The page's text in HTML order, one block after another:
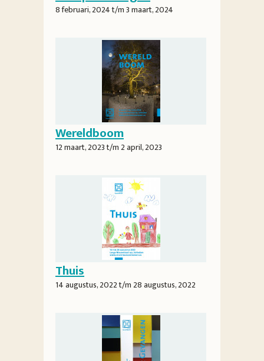
8 februari, 2024t/m3 maart, 2024
Wereldboom
12 maart, 2023t/m2 april, 2023
Thuis
14 augustus, 2022t/m28 augustus, 2022